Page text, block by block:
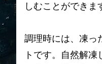
しむことができま
調理時には、凍っ
トです。自然解